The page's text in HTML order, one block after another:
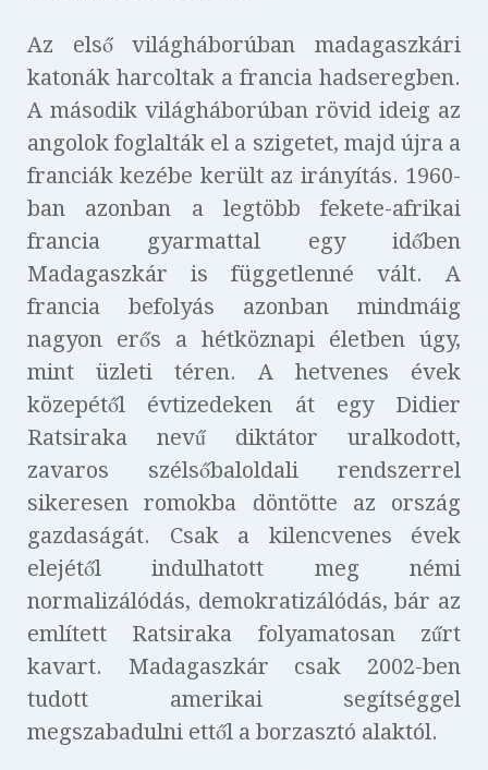
Az első világháborúban madagaszkári
katonák harcoltak a francia hadseregben.
A második világháborúban rövid ideig az
angolok foglalták el a szigetet, majd újra a
franciák kezébe került az irányítás. 1960-
ban azonban a legtöbb fekete-afrikai
francia gyarmattal egy időben
Madagaszkár is függetlenné vált. A
francia befolyás azonban mindmáig
nagyon erős a hétköznapi életben úgy,
mint üzleti téren. A hetvenes évek
közepétől évtizedeken át egy Didier
Ratsiraka nevű diktátor uralkodott,
zavaros szélsőbaloldali rendszerrel
sikeresen romokba döntötte az ország
gazdaságát. Csak a kilencvenes évek
elejétől indulhatott meg némi
normalizálódás, demokratizálódás, bár az
említett Ratsiraka folyamatosan zűrt
kavart. Madagaszkár csak 2002-ben
tudott amerikai segítséggel
megszabadulni ettől a borzasztó alaktól.